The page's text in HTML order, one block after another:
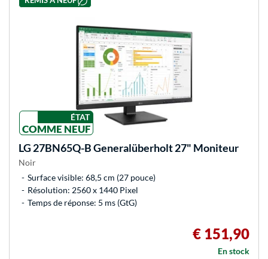
ÉTAT
COMME NEUF
LG 27BN65Q-B Generalüberholt 27" Moniteur
Noir
Surface visible: 68,5 cm (27 pouce)
Résolution: 2560 x 1440 Pixel
Temps de réponse: 5 ms (GtG)
€ 151,90
En stock